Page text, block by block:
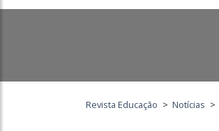
Revista Educação > Notícias >